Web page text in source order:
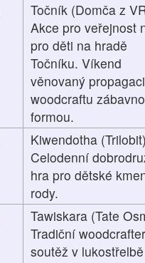
Točník (Domča z
Akce pro veřejnost
pro děti na hradě
Točníku. Víkend
věnovaný propagaci
woodcraftu
formou.
Kiwendotha
Celodenní
hra pro dětské
rody.
Tawiskara (Tate
Tradiční
soutěž v lukostřelbě